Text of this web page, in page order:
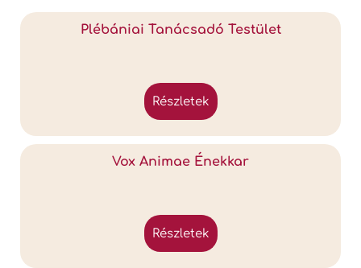
Plébániai Tanácsadó Testület
részletek
Vox Animae Énekkar
részletek